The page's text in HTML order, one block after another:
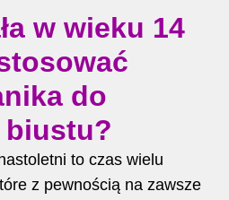
w wieku 14
do
biustu?
to czas wielu
z pewnością na zawsze